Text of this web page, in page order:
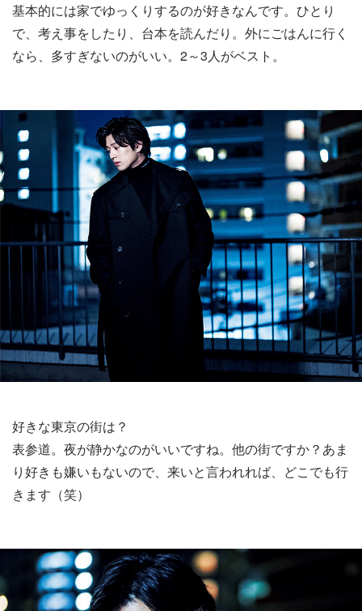
基本的には家でゆっくりするのが好きなんです。ひとり
で、考え事をしたり、台本を読んだり。外にごはんに行く
なら、多すぎないのがいい。2～3人がベスト。
好きな東京の街は？
表参道。夜が静かなのがいいですね。他の街ですか？あま
り好きも嫌いもないので、来いと言われれば、どこでも行
きます（笑）